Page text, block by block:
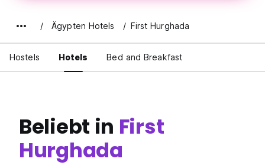
Ägypten Hotels First Hurghada
Hostels Hotels Bed and Breakfast
Beliebt in First
Hurghada